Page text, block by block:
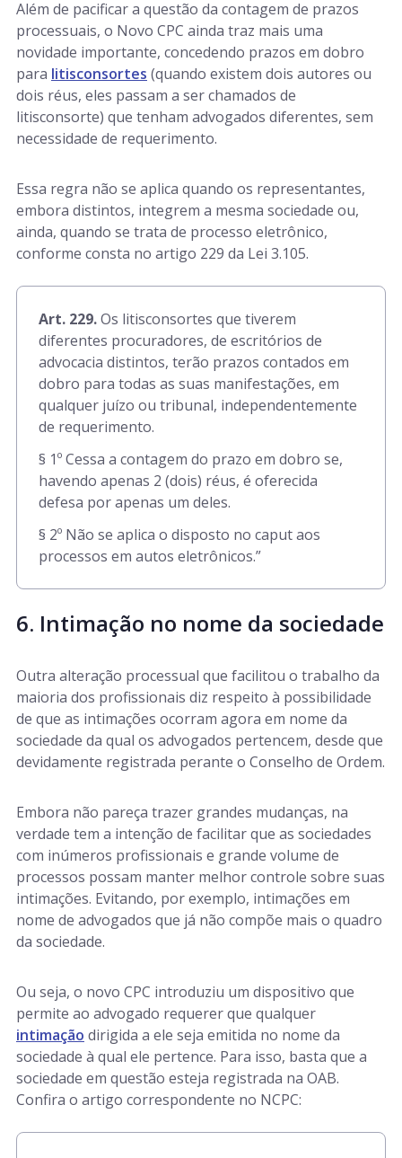
Além de pacificar a questão da contagem de prazos
processuais, o Novo CPC ainda traz mais uma
novidade importante, concedendo prazos em dobro
para litisconsortes (quando existem dois autores ou
dois réus, eles passam a ser chamados de
litisconsorte) que tenham advogados diferentes, sem
necessidade de requerimento.
Essa regra não se aplica quando os representantes,
embora distintos, integrem a mesma sociedade ou,
ainda, quando se trata de processo eletrônico,
conforme consta no artigo 229 da Lei 3.105.
Art. 229.Os litisconsortes que tiverem
diferentes procuradores, de escritórios de
advocacia distintos, terão prazos contados em
dobro para todas as suas manifestações, em
qualquer juízo ou tribunal, independentemente
de requerimento.
§ 1º Cessa a contagem do prazo em dobro se,
havendo apenas 2 (dois) réus, é oferecida
defesa por apenas um deles.
§ 2º Não se aplica o disposto no caput aos
processos em autos eletrônicos.”
6. Intimação no nome da sociedade
Outra alteração processual que facilitou o trabalho da
maioria dos profissionais diz respeito à possibilidade
de que as intimações ocorram agora em nome da
sociedade da qual os advogados pertencem, desde que
devidamente registrada perante o Conselho de Ordem.
Embora não pareça trazer grandes mudanças, na
verdade tem a intenção de facilitar que as sociedades
com inúmeros profissionais e grande volume de
processos possam manter melhor controle sobre suas
intimações. Evitando, por exemplo, intimações em
nome de advogados que já não compõe mais o quadro
da sociedade.
Ou seja, o novo CPC introduziu um dispositivo que
permite ao advogado requerer que qualquer
intimação dirigida a ele seja emitida no nome da
sociedade à qual ele pertence. Para isso, basta que a
sociedade em questão esteja registrada na OAB.
Confira o artigo correspondente no NCPC: